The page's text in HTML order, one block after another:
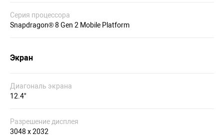
Серия процессора
Snapdragon® 8 Gen 2 Mobile Platform
Экран
Диагональ экрана
12.4"
Разрешение дисплея
3048 х 2032